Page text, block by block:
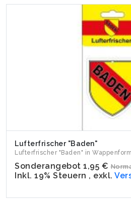
Lufterfrischer "Baden"
Lufterfrischer "Baden" in
Sonderangebot 1,95 €
Inkl. 19% Steuern , exkl.